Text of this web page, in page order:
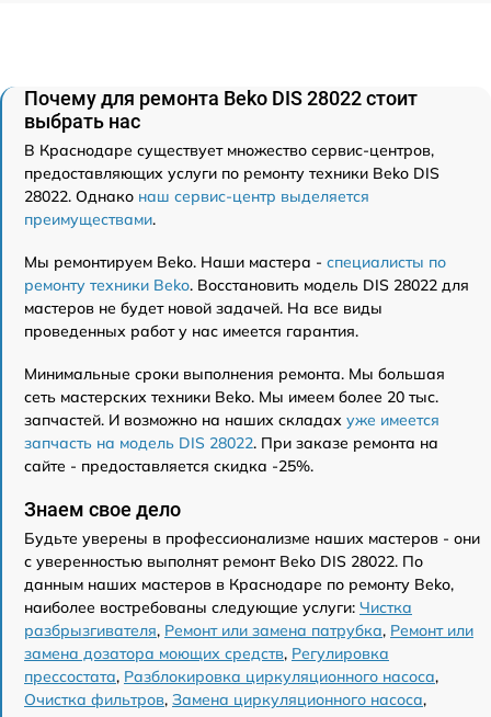
Почему для ремонта Beko DIS 28022 стоит
выбрать нас
В Краснодаре существует множество сервис-центров,
предоставляющих услуги по ремонту техники Beko DIS
28022. Однако наш сервис-центр выделяется
преимуществами.
Мы ремонтируем Beko. Наши мастера - специалисты по
ремонту техники Beko. Восстановить модель DIS 28022 для
мастеров не будет новой задачей. На все виды
проведенных работ у нас имеется гарантия.
Минимальные сроки выполнения ремонта. Мы большая
сеть мастерских техники Beko. Мы имеем более 20 тыс.
запчастей. И возможно на наших складах уже имеется
запчасть на модель DIS 28022. При заказе ремонта на
сайте - предоставляется скидка -25%.
Знаем свое дело
Будьте уверены в профессионализме наших мастеров - они
с уверенностью выполнят ремонт Beko DIS 28022. По
данным наших мастеров в Краснодаре по ремонту Beko,
наиболее востребованы следующие услуги: Чистка
разбрызгивателя, Ремонт или замена патрубка, Ремонт или
замена дозатора моющих средств, Регулировка
прессостата, Разблокировка циркуляционного насоса,
Очистка фильтров, Замена циркуляционного насоса,